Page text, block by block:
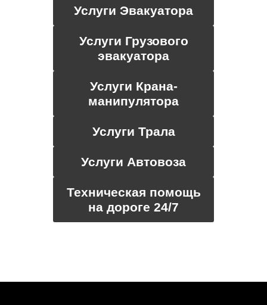
Услуги Эвакуатора
Услуги Грузового
эвакуатора
Услуги Крана-
манипулятора
Услуги Трала
Услуги Автовоза
Техническая помощь
на дороге 24/7